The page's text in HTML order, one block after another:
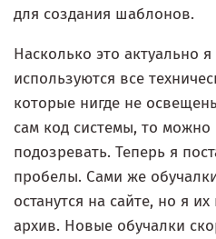
для создания шаблонов.
Насколько это актуально я
используются все
которые нигде не
сам код системы, то можно
подозревать. Теперь я
пробелы. Сами же
останутся на сайте, но я
архив. Новые обучалки